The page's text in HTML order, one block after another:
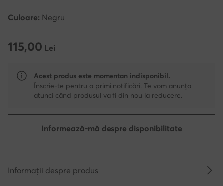
Culoare: Negru
115,00 Lei
115,00 Lei
Acest produs este momentan indisponibil.
Înscrie-te pentru a primi notificări. Te vom anunța
atunci când produsul va fi din nou la reducere.
Informează-mă despre disponibilitate
Informații despre produs